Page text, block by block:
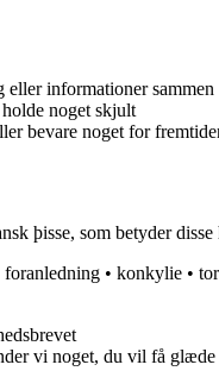
eller informationer sammen
noget skjult
bevare noget for
þisse, som betyder
foranledning • konkylie •
vi noget, du vil få glæde